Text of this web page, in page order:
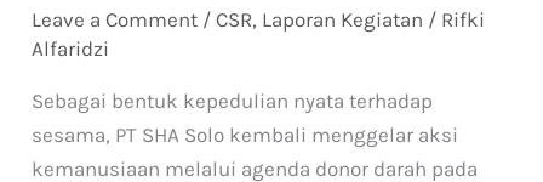
Leave a Comment / CSR, Laporan Kegiatan / Rifki
Alfaridzi
Sebagai bentuk kepedulian nyata terhadap
sesama, PT SHA Solo kembali menggelar aksi
kemanusiaan melalui agenda donor darah pada